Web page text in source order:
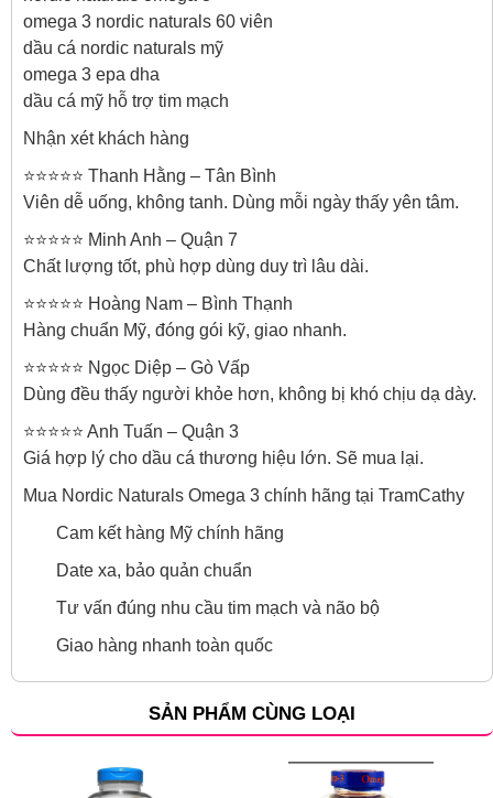
omega 3 nordic naturals 60 viên
dầu cá nordic naturals mỹ
omega 3 epa dha
dầu cá mỹ hỗ trợ tim mạch
Nhận xét khách hàng
⭐⭐⭐⭐⭐ Thanh Hằng – Tân Bình
Viên dễ uống, không tanh. Dùng mỗi ngày thấy yên tâm.
⭐⭐⭐⭐⭐ Minh Anh – Quận 7
Chất lượng tốt, phù hợp dùng duy trì lâu dài.
⭐⭐⭐⭐⭐ Hoàng Nam – Bình Thạnh
Hàng chuẩn Mỹ, đóng gói kỹ, giao nhanh.
⭐⭐⭐⭐⭐ Ngọc Diệp – Gò Vấp
Dùng đều thấy người khỏe hơn, không bị khó chịu dạ dày.
⭐⭐⭐⭐⭐ Anh Tuấn – Quận 3
Giá hợp lý cho dầu cá thương hiệu lớn. Sẽ mua lại.
Mua Nordic Naturals Omega 3 chính hãng tại TramCathy
Cam kết hàng Mỹ chính hãng
Date xa, bảo quản chuẩn
Tư vấn đúng nhu cầu tim mạch và não bộ
Giao hàng nhanh toàn quốc
SẢN PHẨM CÙNG LOẠI